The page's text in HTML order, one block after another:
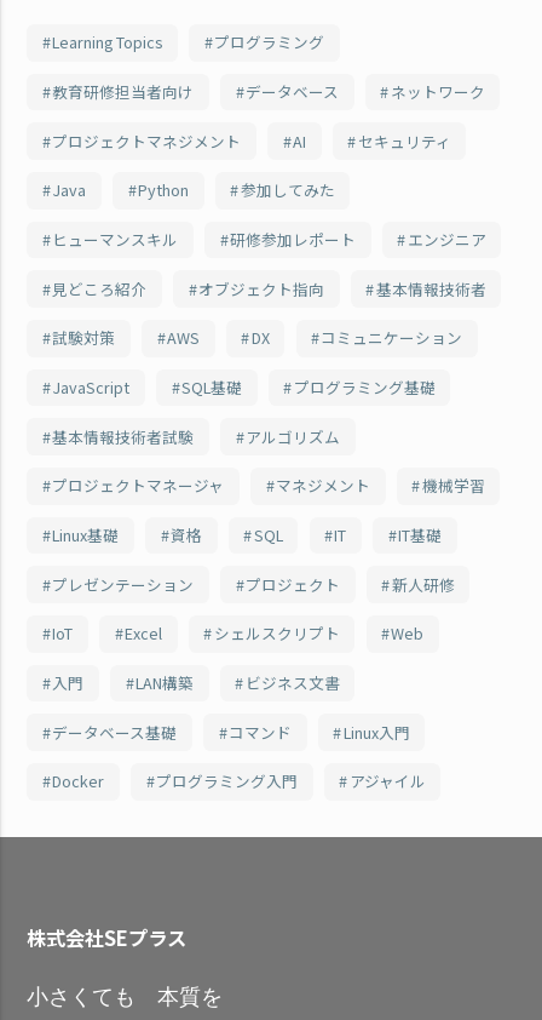
Learning Topics プログラミング
教育研修担当者向け データベース ネットワーク
プロジェクトマネジメント AI セキュリティ
Java Python 参加してみた
ヒューマンスキル 研修参加レポート エンジニア
見どころ紹介 オブジェクト指向 基本情報技術者
試験対策 AWS DX コミュニケーション
JavaScript SQL基礎 プログラミング基礎
基本情報技術者試験 アルゴリズム
プロジェクトマネージャ マネジメント 機械学習
Linux基礎 資格 SQL IT IT基礎
プレゼンテーション プロジェクト 新人研修
IoT Excel シェルスクリプト Web
入門 LAN構築 ビジネス文書
データベース基礎 コマンド Linux入門
Docker プログラミング入門 アジャイル
株式会社SEプラス
小さくても 本質を